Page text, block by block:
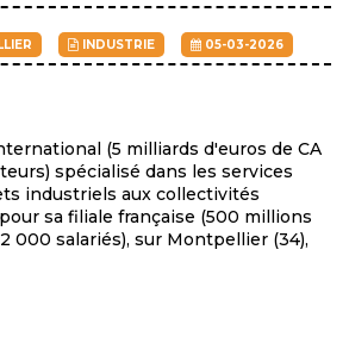
INDUSTRIE 05-03-2026
(5 milliards d'euros de CA
spécialisé dans les services
industriels aux collectivités
sa filiale française (500 millions
000 salariés), sur Montpellier (34),